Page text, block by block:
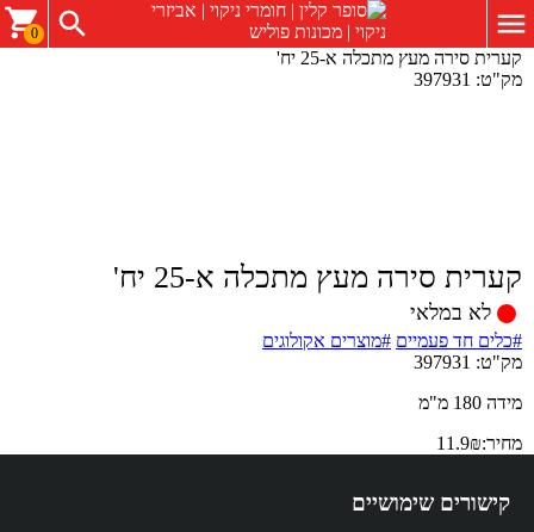
0
קערית סירה מעץ מתכלה א-25 יח'
מק"ט: 397931
קערית סירה מעץ מתכלה א-25 יח'
לא במלאי
#כלים חד פעמיים #מוצרים אקולוגים
מק"ט: 397931
מידה 180 מ"מ
מחיר:
11.9₪
קישורים שימושיים